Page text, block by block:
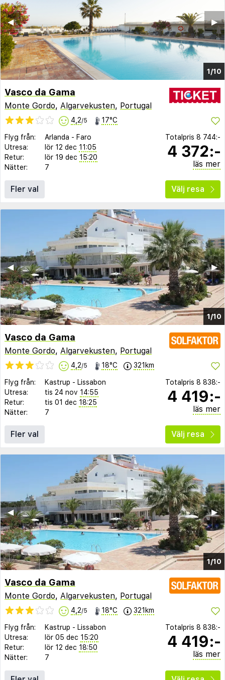
1/10
▶︎
◀︎
Vasco da Gama
Monte Gordo, Algarvekusten, Portugal
4,2/5 17°C
Flyg från: Arlanda - Faro
Utresa:
lör 12 dec 11:05
Retur:
lör 19 dec 15:20
Nätter:
7
Totalpris 8 744:-
4 372:-
läs mer
Fler val Välj resa
1/10
▶︎
◀︎
Vasco da Gama
Monte Gordo, Algarvekusten, Portugal
4,2/5 18°C 321km
Flyg från: Kastrup - Lissabon
Utresa:
tis 24 nov 14:55
Retur:
tis 01 dec 18:25
Nätter:
7
Totalpris 8 838:-
4 419:-
läs mer
Fler val Välj resa
1/10
▶︎
◀︎
Vasco da Gama
Monte Gordo, Algarvekusten, Portugal
4,2/5 18°C 321km
Flyg från: Kastrup - Lissabon
Utresa:
lör 05 dec 15:20
Retur:
lör 12 dec 18:50
Nätter:
7
Totalpris 8 838:-
4 419:-
läs mer